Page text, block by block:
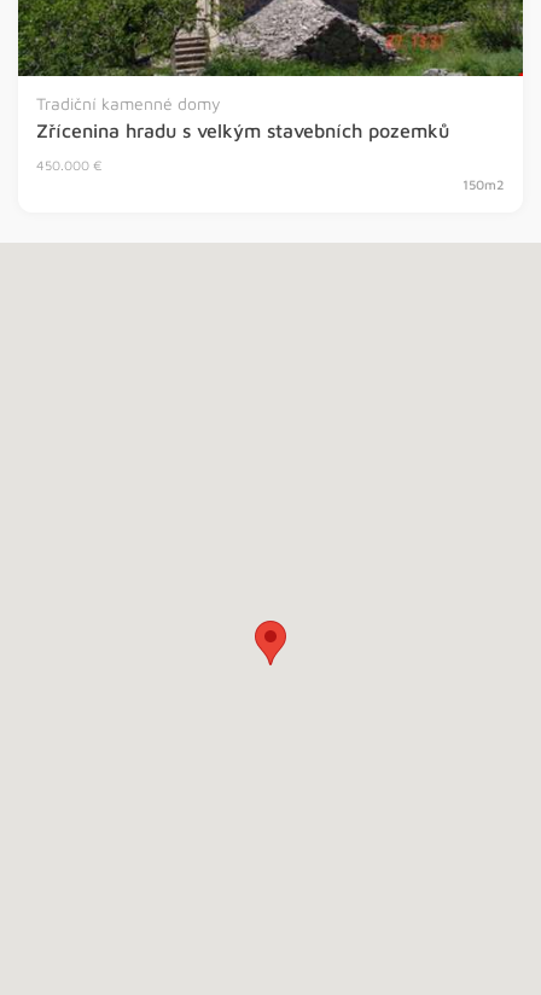
Tradiční kamenné domy
Zřícenina hradu s velkým stavebních pozemků
450.000 €
150m2